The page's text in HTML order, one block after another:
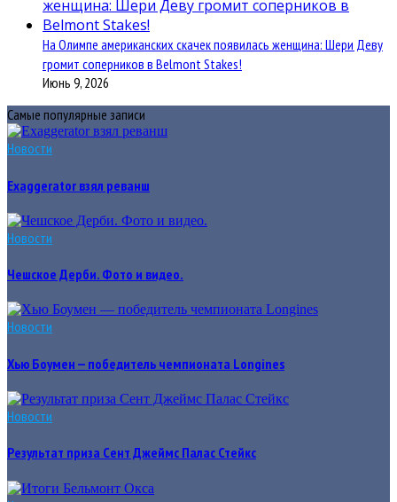
На Олимпе американских скачек появилась женщина: Шери Деву
громит соперников в Belmont Stakes!
Июнь 9, 2026
Самые популярные записи
Новости
Exaggerator взял реванш
Новости
Чешское Дерби. Фото и видео.
Новости
Хью Боумен — победитель чемпионата Longines
Новости
Результат приза Сент Джеймс Палас Стейкс